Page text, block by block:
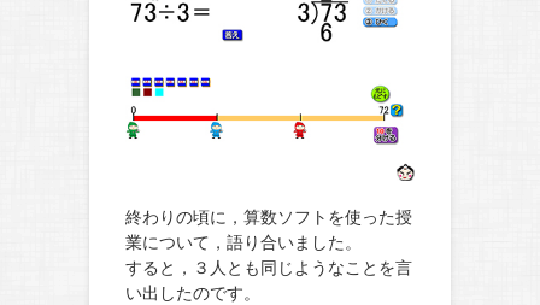
終わりの頃に，算数ソフトを使った授
業について，語り合いました。
すると，３人とも同じようなことを言
い出したのです。